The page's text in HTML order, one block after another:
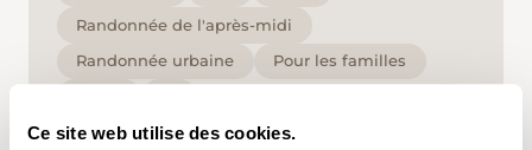
Ce site web utilise des cookies.
Randonnée de l'après-midi
Randonnée urbaine
Pour les familles